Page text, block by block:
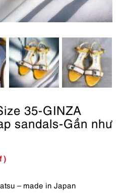
35-GINZA
sandals-Gần như
)
– made in Japan